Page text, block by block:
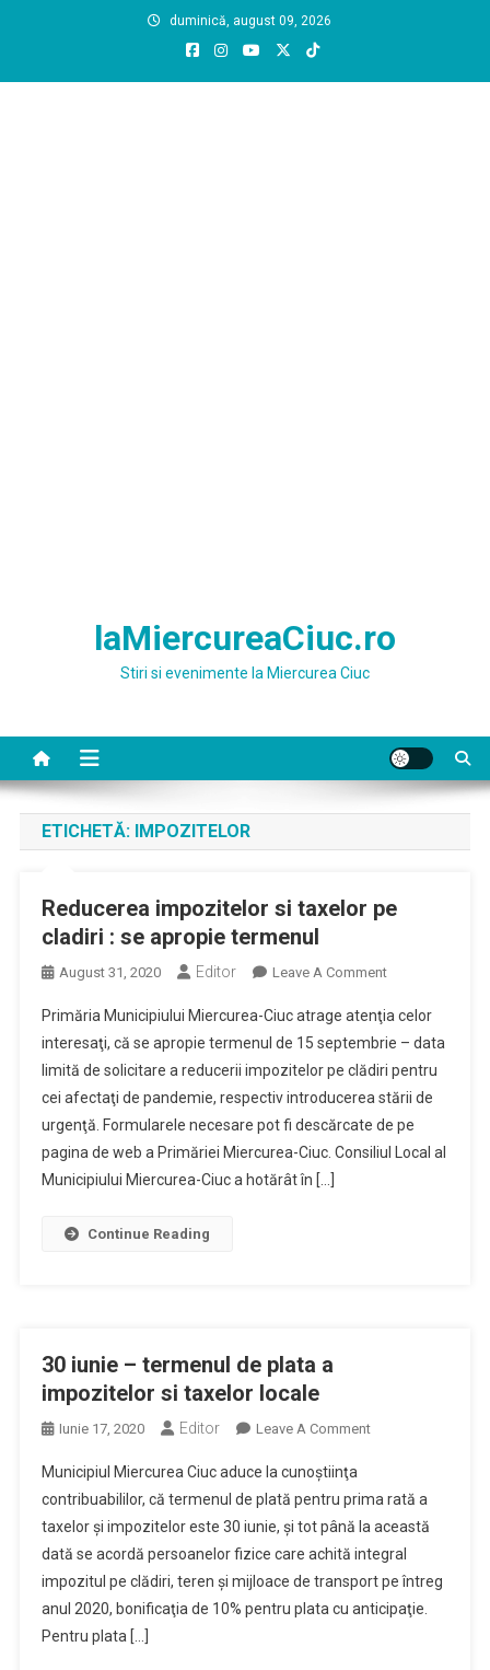
duminică, august 09, 2026
laMiercureaCiuc.ro
Stiri si evenimente la Miercurea Ciuc
ETICHETĂ: IMPOZITELOR
Reducerea impozitelor si taxelor pe
cladiri : se apropie termenul
August 31, 2020 Editor Leave A CommentOn
Impozitelor
Si
Taxelor
Pe
Cladiri
:
Primăria Municipiului Miercurea-Ciuc atrage atenţia celor
interesaţi, că se apropie termenul de 15 septembrie – data
limită de solicitare a reducerii impozitelor pe clădiri pentru
cei afectaţi de pandemie, respectiv introducerea stării de
urgenţă. Formularele necesare pot fi descărcate de pe
pagina de web a Primăriei Miercurea-Ciuc. Consiliul Local al
Municipiului Miercurea-Ciuc a hotărât în […]
Continue Reading
30 iunie – termenul de plata a
impozitelor si taxelor locale
Iunie 17, 2020 Editor Leave A CommentOn
–
Termenul
De
Plata
A
Municipiul Miercurea Ciuc aduce la cunoştiinţa
contribuabililor, că termenul de plată pentru prima rată a
taxelor şi impozitelor este 30 iunie, şi tot până la această
dată se acordă persoanelor fizice care achită integral
impozitul pe clădiri, teren şi mijloace de transport pe întreg
anul 2020, bonificaţia de 10% pentru plata cu anticipaţie.
Pentru plata […]